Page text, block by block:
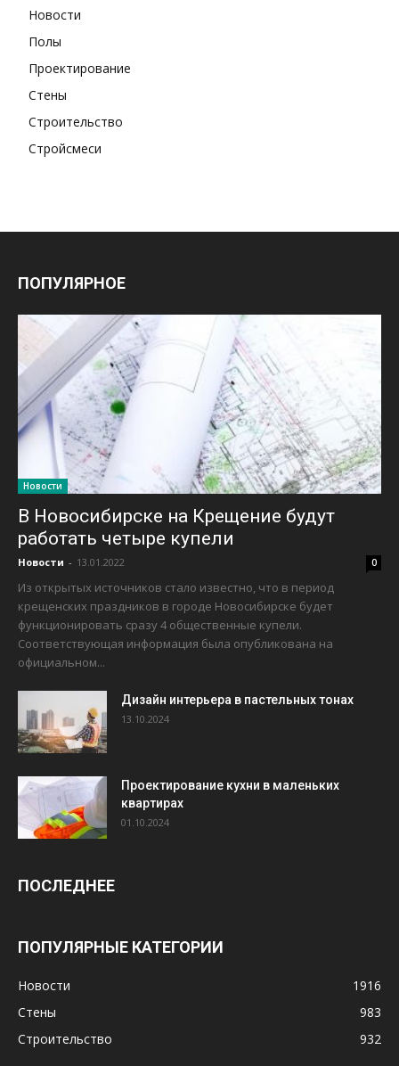
Новости
Полы
Проектирование
Стены
Строительство
Стройсмеси
ПОПУЛЯРНОЕ
Новости
В Новосибирске на Крещение будут
работать четыре купели
Новости - 13.01.2022 0
Из открытых источников стало известно, что в период
крещенских праздников в городе Новосибирске будет
функционировать сразу 4 общественные купели.
Соответствующая информация была опубликована на
официальном...
Дизайн интерьера в пастельных тонах
13.10.2024
Проектирование кухни в маленьких
квартирах
01.10.2024
ПОСЛЕДНЕЕ
ПОПУЛЯРНЫЕ КАТЕГОРИИ
Новости
1916
Стены
983
Строительство
932